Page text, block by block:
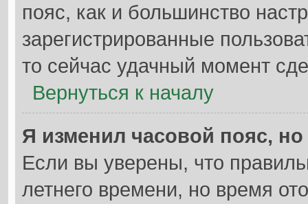
пояс, как и большинство
зарегистрированные
то сейчас удачный момент
Вернуться к началу
Я изменил часовой пояс,
Если вы уверены, что
летнего времени, но время